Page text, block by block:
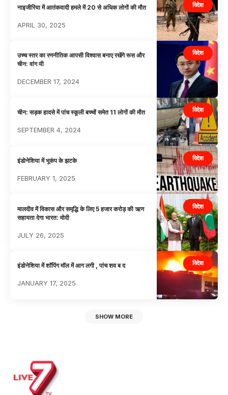
विदेश
नाइजीरिया में आतंकवादी हमले में 20 से अधिक लोगों की मौत
APRIL 30, 2025
विदेश
उच्च स्तर का रणनीतिक आपसी विश्वास बनाए रखेंगे रूस और
चीन: वांग यी
DECEMBER 17, 2024
विदेश
चीन: सड़क हादसे में पांच स्कूली बच्चों समेत 11 लोगों की मौत
SEPTEMBER 4, 2024
विदेश
इंडोनेशिया में भूकंप के झटके
FEBRUARY 1, 2025
विदेश
मालदीव में विकास और समृद्धि के लिए 5 हजार करोड़ की ऋण
सहायता देगा भारत: मोदी
JULY 26, 2025
विदेश
इंडोनेशिया में शाॅपिंग मॉल में आग लगी , पांच शव ब द
JANUARY 17, 2025
SHOW MORE